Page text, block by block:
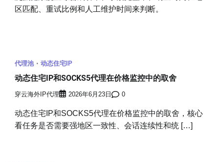
区匹配、重试比例和人工维护时间来判断。
代理池 动态住宅IP
动态住宅IP和SOCKS5代理在价格监控中的取舍
穿云海外IP代理 2026年6月23日 0
动态住宅IP和SOCKS5代理在价格监控中的取舍，核心
看任务是否需要强地区一致性、会话连续性和统 […]